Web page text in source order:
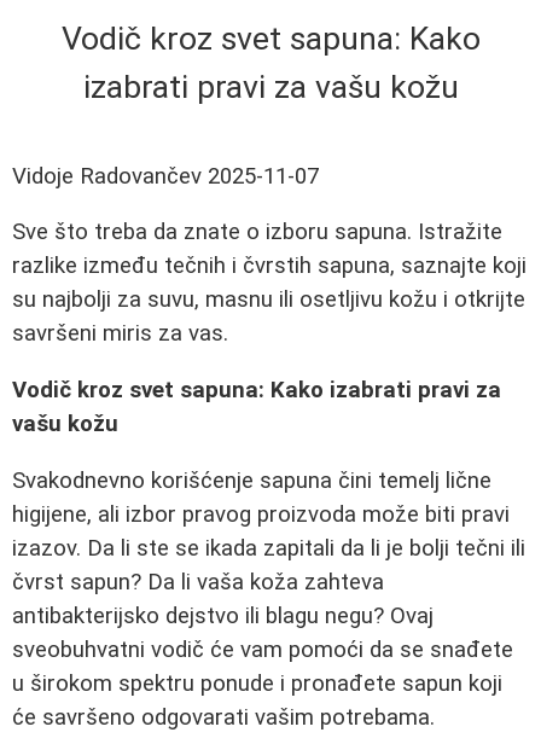
Vodič kroz svet sapuna: Kako
izabrati pravi za vašu kožu
Vidoje Radovančev 2025-11-07
Sve što treba da znate o izboru sapuna. Istražite
razlike između tečnih i čvrstih sapuna, saznajte koji
su najbolji za suvu, masnu ili osetljivu kožu i otkrijte
savršeni miris za vas.
Vodič kroz svet sapuna: Kako izabrati pravi za
vašu kožu
Svakodnevno korišćenje sapuna čini temelj lične
higijene, ali izbor pravog proizvoda može biti pravi
izazov. Da li ste se ikada zapitali da li je bolji tečni ili
čvrst sapun? Da li vaša koža zahteva
antibakterijsko dejstvo ili blagu negu? Ovaj
sveobuhvatni vodič će vam pomoći da se snađete
u širokom spektru ponude i pronađete sapun koji
će savršeno odgovarati vašim potrebama.